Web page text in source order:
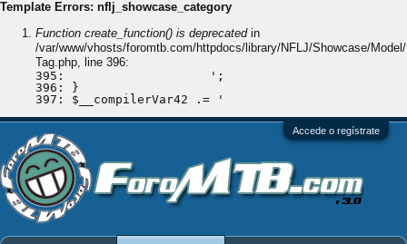
Template Errors: nflj_showcase_category
Function create_function() is deprecatedin
/var/www/vhosts/foromtb.com/httpdocs/library/NFLJ/Showcase/Model/
Tag.php, line 396:
395: 			';
396: }
Accede o regístrate